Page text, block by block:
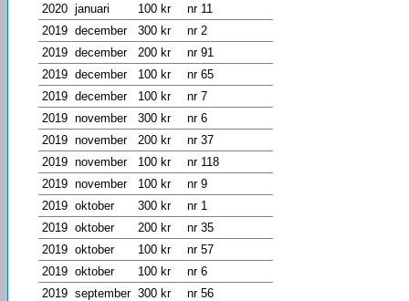
2020 januari 100 kr
nr 11
2019 december 300 kr
nr 2
2019 december 200 kr
nr 91
2019 december 100 kr
nr 65
2019 december 100 kr
nr 7
2019 november 300 kr
nr 6
2019 november 200 kr
nr 37
2019 november 100 kr
nr 118
2019 november 100 kr
nr 9
2019 oktober 300 kr
nr 1
2019 oktober 200 kr
nr 35
2019 oktober 100 kr
nr 57
2019 oktober 100 kr
nr 6
2019 september 300 kr
nr 56